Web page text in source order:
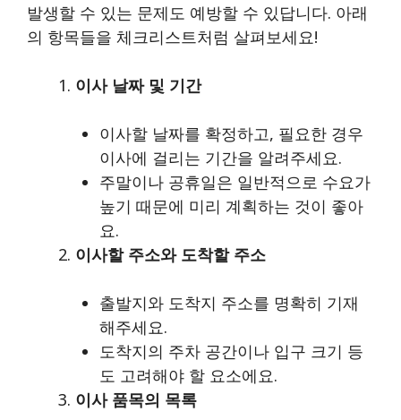
발생할 수 있는 문제도 예방할 수 있답니다. 아래
의 항목들을 체크리스트처럼 살펴보세요!
이사 날짜 및 기간
이사할 날짜를 확정하고, 필요한 경우
이사에 걸리는 기간을 알려주세요.
주말이나 공휴일은 일반적으로 수요가
높기 때문에 미리 계획하는 것이 좋아
요.
이사할 주소와 도착할 주소
출발지와 도착지 주소를 명확히 기재
해주세요.
도착지의 주차 공간이나 입구 크기 등
도 고려해야 할 요소에요.
이사 품목의 목록